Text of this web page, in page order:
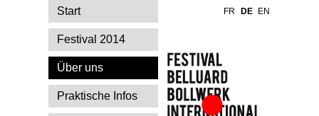
Start
Festival 2014
Über uns
Praktische Infos
FR DE EN